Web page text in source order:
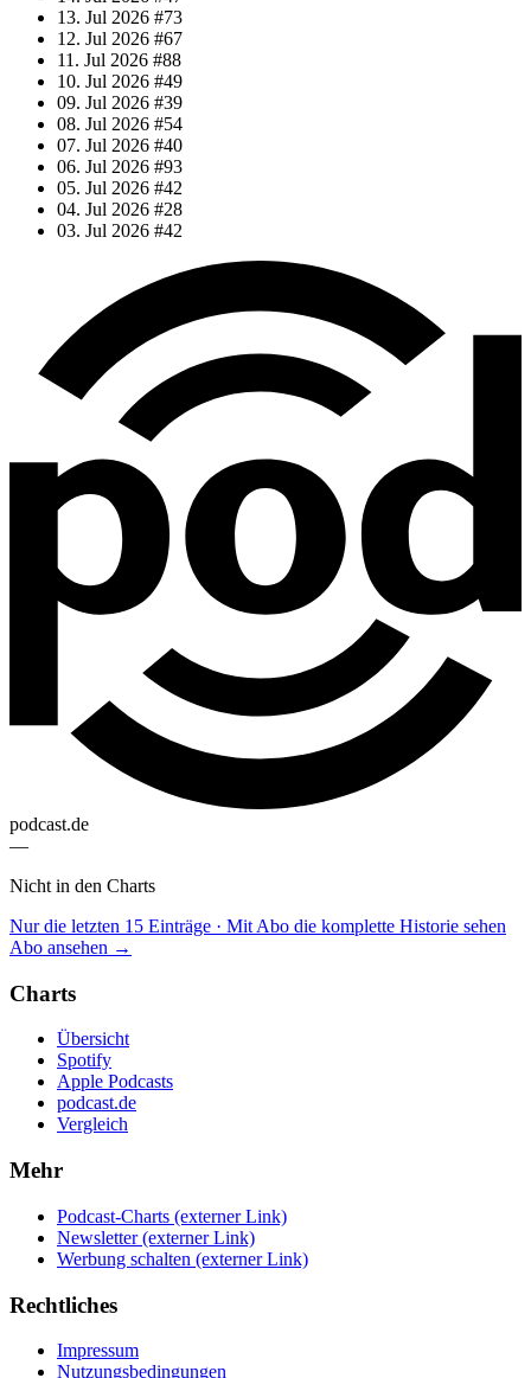
13. Jul 2026 #73
12. Jul 2026 #67
11. Jul 2026 #88
10. Jul 2026 #49
09. Jul 2026 #39
08. Jul 2026 #54
07. Jul 2026 #40
06. Jul 2026 #93
05. Jul 2026 #42
04. Jul 2026 #28
03. Jul 2026 #42
podcast.de
—
Nicht in den Charts
Nur die letzten 15 Einträge · Mit Abo die komplette Historie sehen
Abo ansehen →
Charts
Übersicht
Spotify
Apple Podcasts
podcast.de
Vergleich
Mehr
Podcast-Charts (externer Link)
Newsletter (externer Link)
Werbung schalten (externer Link)
Rechtliches
Impressum
Nutzungsbedingungen